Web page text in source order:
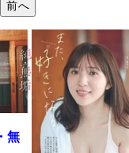
前へ